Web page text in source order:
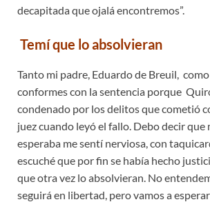
decapitada que ojalá encontremos”.
Temí que lo absolvieran
Tanto mi padre, Eduardo de Breuil,
conformes con la sentencia porque
condenado por los delitos que cometió
juez cuando leyó el fallo. Debo decir que
esperaba me sentí nerviosa, con
escuché que por fin se había hecho
que otra vez lo absolvieran. No
seguirá en libertad, pero vamos a